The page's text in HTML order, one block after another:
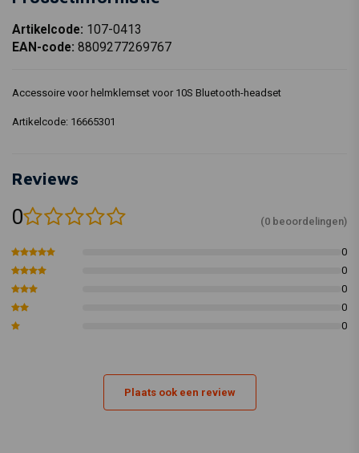
Artikelcode: 107-0413
EAN-code: 8809277269767
Accessoire voor helmklemset voor 10S Bluetooth-headset
Artikelcode: 16665301
Reviews
0 (0 beoordelingen)
0
0
0
0
0
Plaats ook een review